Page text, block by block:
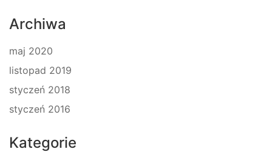
Archiwa
maj 2020
listopad 2019
styczeń 2018
styczeń 2016
Kategorie